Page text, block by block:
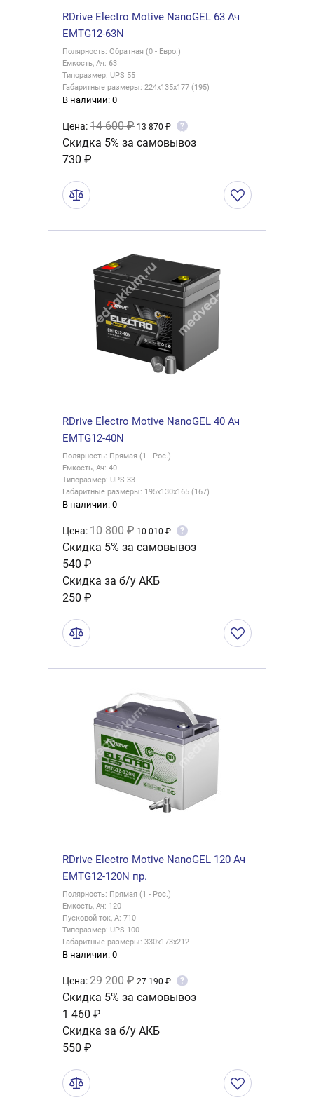
RDrive Electro Motive NanoGEL 63 Ач
EMTG12-63N
Полярность: Обратная (0 - Евро.)
Емкость, Ач: 63
Типоразмер: UPS 55
Габаритные размеры: 224x135x177 (195)
В наличии: 0
Цена:14 600 ₽ 13 870 ₽ ?
Скидка 5% за самовывоз
730 ₽
RDrive Electro Motive NanoGEL 40 Ач
EMTG12-40N
Полярность: Прямая (1 - Рос.)
Емкость, Ач: 40
Типоразмер: UPS 33
Габаритные размеры: 195x130x165 (167)
В наличии: 0
Цена:10 800 ₽ 10 010 ₽ ?
Скидка 5% за самовывоз
540 ₽
Скидка за б/у АКБ
250 ₽
RDrive Electro Motive NanoGEL 120 Ач
EMTG12-120N пр.
Полярность: Прямая (1 - Рос.)
Емкость, Ач: 120
Пусковой ток, А: 710
Типоразмер: UPS 100
Габаритные размеры: 330x173x212
В наличии: 0
Цена:29 200 ₽ 27 190 ₽ ?
Скидка 5% за самовывоз
1 460 ₽
Скидка за б/у АКБ
550 ₽